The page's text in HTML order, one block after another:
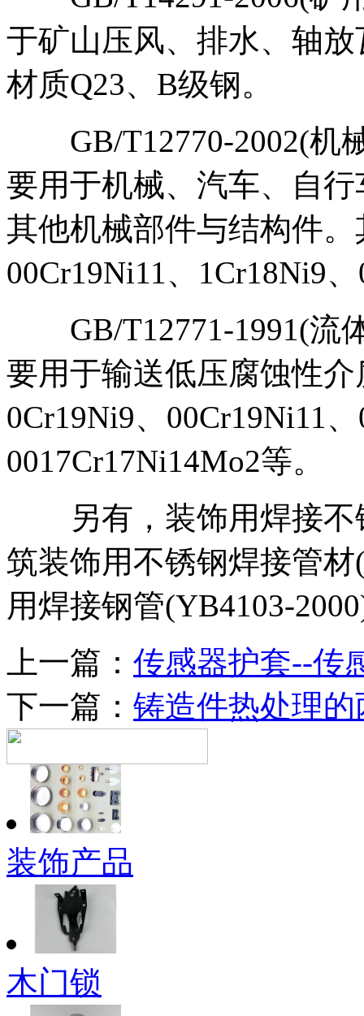
于矿山压风、排水、轴
材质Q23、B级钢。
GB/T12770-2002(机
要用于机械、汽车、自
其他机械部件与结构件
00Cr19Ni11、1Cr18Ni9
GB/T12771-1991(流
要用于输送低压腐蚀性
0Cr19Ni9、00Cr19Ni11
0017Cr17Ni14Mo2等。
另有，装饰用焊接不
筑装饰用不锈钢焊接管材
用焊接钢管(YB4103-
上一篇： 传感器护套--传
下一篇： 铸造件热处理
装饰产品
木门锁